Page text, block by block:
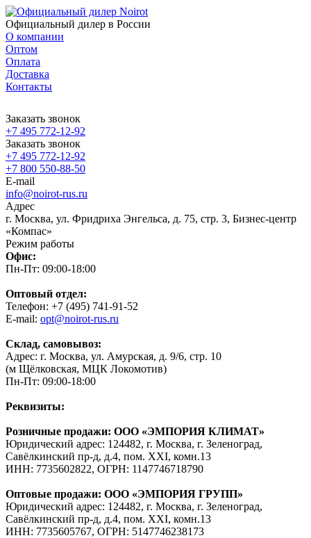
Официальный дилер в России
О компании
Оптом
Оплата
Доставка
Контакты
Заказать звонок
+7 495 772-12-92
Заказать звонок
+7 495 772-12-92
+7 800 550-88-50
E-mail
info@noirot-rus.ru
Адрес
г. Москва, ул. Фридриха Энгельса, д. 75, стр. 3, Бизнес-центр
«Компас»
Режим работы
Офис:
Пн-Пт: 09:00-18:00
Оптовый отдел:
Телефон: +7 (495) 741-91-52
E-mail: opt@noirot-rus.ru
Склад, самовывоз:
Адрес: г. Москва, ул. Амурская, д. 9/6, стр. 10
(м Щёлковская, МЦК Локомотив)
Пн-Пт: 09:00-18:00
Реквизиты:
Розничные продажи: ООО «ЭМПОРИЯ КЛИМАТ»
Юридический адрес: 124482, г. Москва, г. Зеленоград,
Савёлкинский пр-д, д.4, пом. XXI, комн.13
ИНН: 7735602822, ОГРН: 1147746718790
Оптовые продажи: ООО «ЭМПОРИЯ ГРУПП»
Юридический адрес: 124482, г. Москва, г. Зеленоград,
Савёлкинский пр-д, д.4, пом. XXI, комн.13
ИНН: 7735605767, ОГРН: 5147746238173